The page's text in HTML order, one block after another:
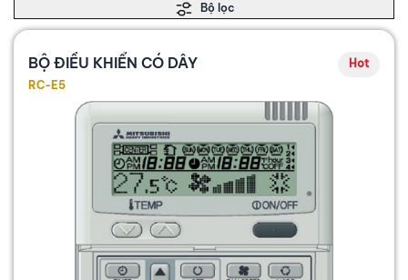
Bộ lọc
BỘ ĐIỀU KHIỂN CÓ DÂY
Hot
RC-E5